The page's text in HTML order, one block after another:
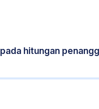
pada hitungan